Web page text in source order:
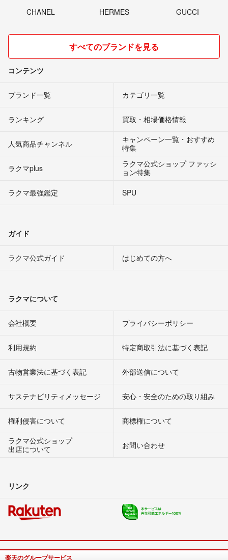
CHANEL HERMES GUCCI
すべてのブランドを見る
コンテンツ
ブランド一覧 カテゴリ一覧
ランキング 買取・相場価格情報
人気商品チャンネル
キャンペーン一覧・おすすめ
特集
ラクマplus
ラクマ公式ショップ ファッシ
ョン特集
ラクマ最強鑑定
SPU
ガイド
ラクマ公式ガイド はじめての方へ
ラクマについて
会社概要 プライバシーポリシー
利用規約 特定商取引法に基づく表記
古物営業法に基づく表記 外部送信について
サステナビリティメッセージ 安心・安全のための取り組み
権利侵害について
商標権について
ラクマ公式ショップ
出店について
お問い合わせ
リンク
楽天のグループサービス